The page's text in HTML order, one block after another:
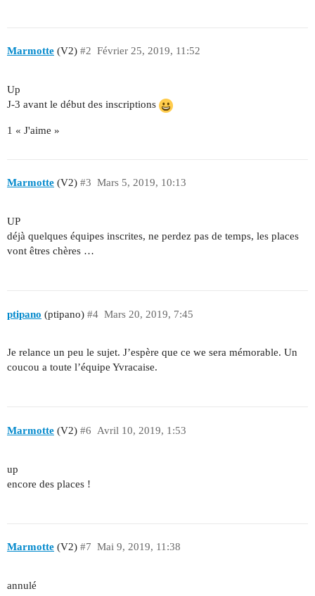
Marmotte (V2) Février 25, 2019, 11:52
#2
Up
J-3 avant le début des inscriptions
1 « J'aime »
Marmotte (V2) Mars 5, 2019, 10:13
#3
UP
déjà quelques équipes inscrites, ne perdez pas de temps, les places
vont êtres chères …
ptipano (ptipano) Mars 20, 2019, 7:45
#4
Je relance un peu le sujet. J’espère que ce we sera mémorable. Un
coucou a toute l’équipe Yvracaise.
Marmotte (V2) Avril 10, 2019, 1:53
#6
up
encore des places !
Marmotte (V2) Mai 9, 2019, 11:38
#7
annulé